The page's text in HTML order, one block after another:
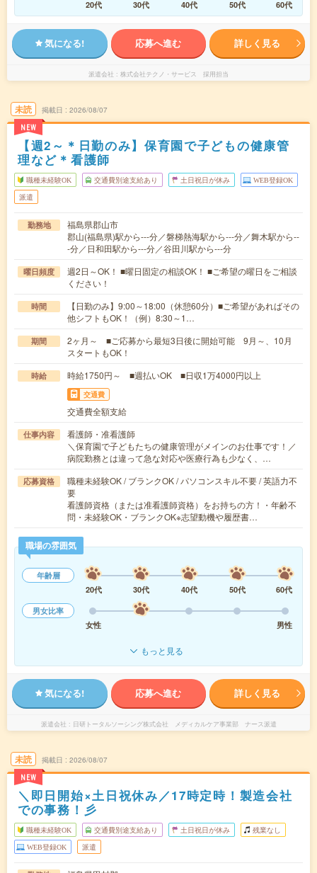
20代
30代 40代 50代 60代
気になる! 応募へ進む 詳しく見る
派遣会社 株式会社テクノ・サービス 採用担当
未読
NEW
掲載日 2026/08/07
【週2～＊日勤のみ】保育園で子どもの健康管
理など＊看護師
職種未経験OK 交通費別途支給あり 土日祝日が休み WEB登録OK
派遣
勤務地
福島県郡山市
郡山(福島県)駅から---分／磐梯熱海駅から---分／舞木駅から--
-分／日和田駅から---分／谷田川駅から---分
曜日頻度
週2日～OK！ ■曜日固定の相談OK！ ■ご希望の曜日をご相談
ください！
時間
【日勤のみ】9:00～18:00（休憩60分）■ご希望があればその
他シフトもOK！（例）8:30～1…
期間
2ヶ月～ ■ご応募から最短3日後に開始可能 9月～、10月
スタートもOK！
時給 時給1750円～ ■週払いOK ■日収1万4000円以上
交通費
交通費全額支給
仕事内容
看護師・准看護師
＼保育園で子どもたちの健康管理がメインのお仕事です！／
病院勤務とは違って急な対応や医療行為も少なく、…
応募資格
職種未経験OK / ブランクOK / パソコンスキル不要 / 英語力不
要
看護師資格（または准看護師資格）をお持ちの方！・年齢不
問・未経験OK・ブランクOK※志望動機や履歴書…
職場の雰囲気
年齢層
20代
30代 40代 50代
60代
男女比率
女性
男性
もっと見る
気になる! 応募へ進む 詳しく見る
派遣会社 日研トータルソーシング株式会社 メディカルケア事業部 ナース派遣
未読
NEW
掲載日 2026/08/07
＼即日開始×土日祝休み／17時定時！製造会社
での事務！彡
職種未経験OK 交通費別途支給あり 土日祝日が休み 残業なし
WEB登録OK 派遣